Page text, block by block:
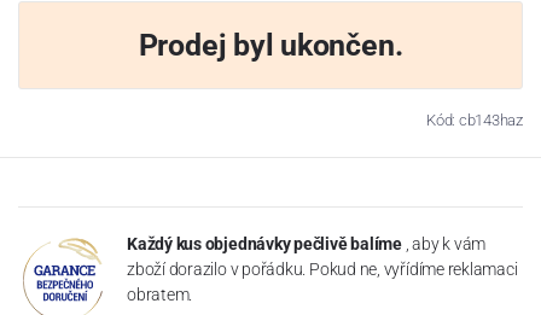
Prodej byl ukončen.
Kód: cb143haz
Každý kus objednávky pečlivě balíme , aby k vám
zboží dorazilo v pořádku. Pokud ne, vyřídíme reklamaci
obratem.